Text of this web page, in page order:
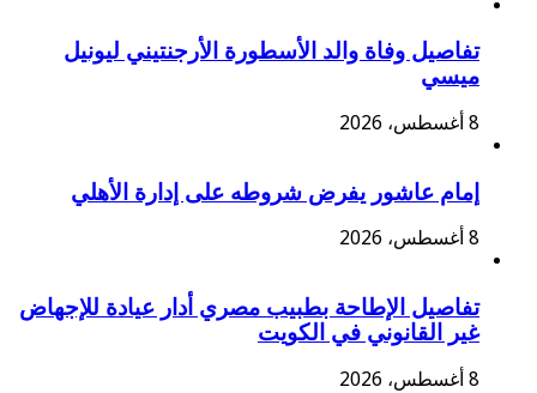
تفاصيل وفاة والد الأسطورة الأرجنتيني ليونيل
ميسي
8 أغسطس، 2026
إمام عاشور يفرض شروطه على إدارة الأهلي
8 أغسطس، 2026
تفاصيل الإطاحة بطبيب مصري أدار عيادة للإجهاض
غير القانوني في الكويت
8 أغسطس، 2026